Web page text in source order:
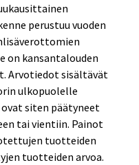
perustuu vuoden
on kansantalouden
Arvotiedot sisältävät
ulkopuolelle
siten päätyneet
tai vientiin. Painot
tuotteiden
tuotteiden arvoa.